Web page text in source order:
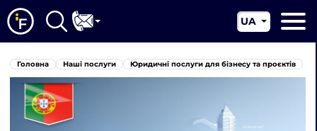
Про нас
Наші послуги
UA
EN
CN
Головна Наші послуги Юридичні послуги для бізнесу та проєктів